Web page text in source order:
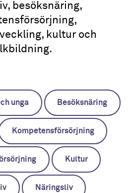
besöksnäring,
kultur och
unga Besöksnäring
Kompetensförsörjning
Kultur
Näringsliv